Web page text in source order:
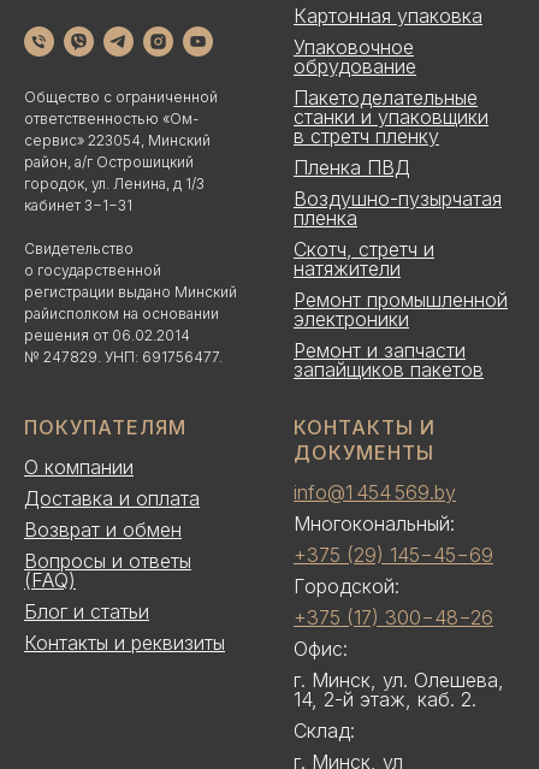
Общество с ограниченной
ответственностью «Ом-
сервис» 223054, Минский
район, а/г Острошицкий
городок, ул. Ленина, д 1/3
кабинет 3−1−31
Свидетельство
о государственной
регистрации выдано Минский
райисполком на основании
решения от 06.02.2014
№ 247829. УНП: 691756477.
Картонная упаковка
Упаковочное
обрудование
Пакетоделательные
станки и упаковщики
в стретч пленку
Пленка ПВД
Воздушно-пузырчатая
пленка
Скотч, стретч и
натяжители
Ремонт промышленной
электроники
Ремонт и запчасти
запайщиков пакетов
ПОКУПАТЕЛЯМ
О компании
Доставка и оплата
Возврат и обмен
Вопросы и ответы
(FAQ)
Блог и статьи
Контакты и реквизиты
КОНТАКТЫ И
ДОКУМЕНТЫ
info@1 454 569.by
Многокональный:
+375 (29) 145−45−69
Городской:
+375 (17) 300−48−26
Офис:
г. Минск, ул. Олешева,
14, 2-й этаж, каб. 2.
Склад:
г. Минск, ул